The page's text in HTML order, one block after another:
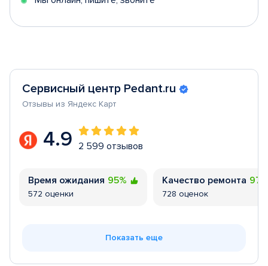
Сервисный центр Pedant.ru
Отзывы из Яндекс Карт
4.9 2 599 отзывов
Время ожидания 95%
572 оценки
Качество ремонта
728 оценок
Показать еще